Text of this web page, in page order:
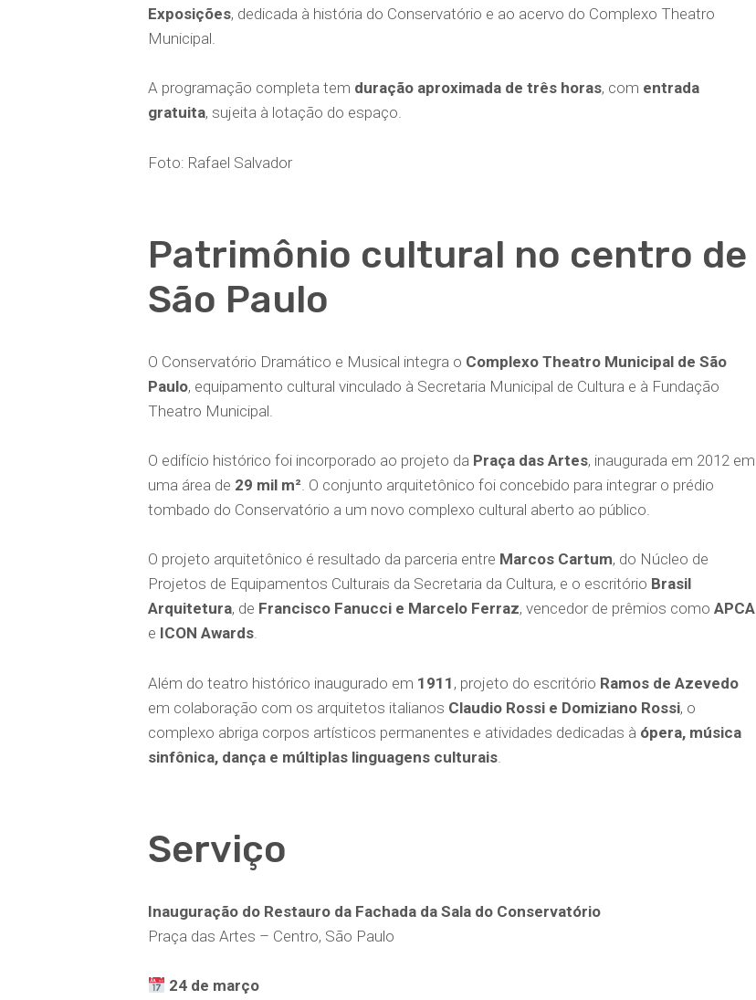
Exposições, dedicada à história do Conservatório e ao acervo do Complexo Theatro
Municipal.
A programação completa tem duração aproximada de três horas, com entrada
gratuita, sujeita à lotação do espaço.
Foto: Rafael Salvador
Patrimônio cultural no centro de
São Paulo
O Conservatório Dramático e Musical integra o Complexo Theatro Municipal de São
Paulo, equipamento cultural vinculado à Secretaria Municipal de Cultura e à Fundação
Theatro Municipal.
O edifício histórico foi incorporado ao projeto da Praça das Artes, inaugurada em 2012 em
uma área de 29 mil m². O conjunto arquitetônico foi concebido para integrar o prédio
tombado do Conservatório a um novo complexo cultural aberto ao público.
O projeto arquitetônico é resultado da parceria entre Marcos Cartum, do Núcleo de
Projetos de Equipamentos Culturais da Secretaria da Cultura, e o escritório Brasil
Arquitetura, de Francisco Fanucci e Marcelo Ferraz, vencedor de prêmios como APCA
e ICON Awards.
Além do teatro histórico inaugurado em 1911 , projeto do escritório Ramos de Azevedo
em colaboração com os arquitetos italianos Claudio Rossi e Domiziano Rossi, o
complexo abriga corpos artísticos permanentes e atividades dedicadas à ópera, música
sinfônica, dança e múltiplas linguagens culturais
Serviço
Inauguração do Restauro da Fachada da Sala do Conservatório
Praça das Artes – Centro, São Paulo
24 de março